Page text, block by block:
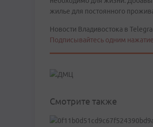
жилье для постоянного
Новости Владивостока в
Подписывайтесь одним
Смотрите также